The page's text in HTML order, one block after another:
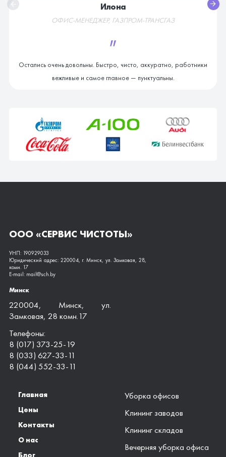
Илона
ОФИС-МЕНЕДЖЕР, ГАЗПРОМ-ТРАНСГАЗ
"
Остались очень довольны. Быстро, чисто, аккуратно, работники
вежливые и самое главное — пунктуальны.
ООО «СЕРВИС ЧИСТОТЫ»
УНП: 190929033
Юридический адрес: 220004, г. Минск, ул. Замковая, 28,
комн. 17
E-mail: mail@sch.by
Минск
220004, Минск, ул.
Замковая, 28 комн.17
Телефоны:
8 (017) 373-25-19
8 (033) 627-33-11
8 (044) 552-33-11
Главная
Цены
Контакты
О нас
Блог
Уборка офисов
Клининг заводов
Клининг складов
Вечерняя уборка офиса